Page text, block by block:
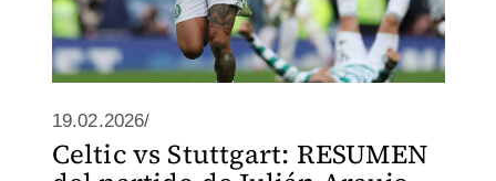
19.02.2026/
Celtic vs Stuttgart: RESUMEN